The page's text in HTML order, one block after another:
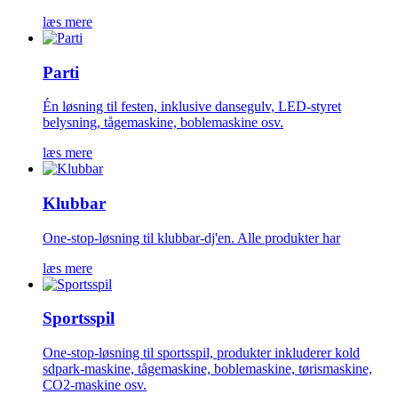
læs mere
Parti
Én løsning til festen, inklusive dansegulv, LED-styret
belysning, tågemaskine, boblemaskine osv.
læs mere
Klubbar
One-stop-løsning til klubbar-dj'en. Alle produkter har
læs mere
Sportsspil
One-stop-løsning til sportsspil, produkter inkluderer kold
sdpark-maskine, tågemaskine, boblemaskine, tørismaskine,
CO2-maskine osv.